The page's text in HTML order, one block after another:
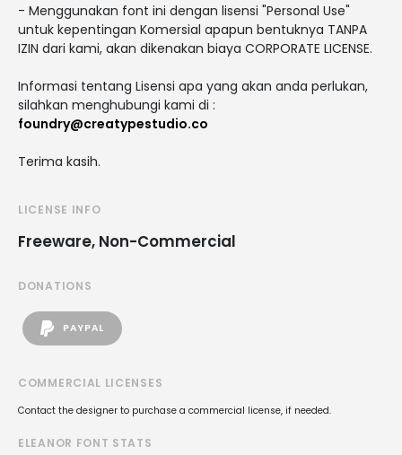
- Menggunakan font ini dengan lisensi "Personal Use"
untuk kepentingan Komersial apapun bentuknya TANPA
IZIN dari kami, akan dikenakan biaya CORPORATE LICENSE.
Informasi tentang Lisensi apa yang akan anda perlukan,
silahkan menghubungi kami di :
foundry@creatypestudio.co
Terima kasih.
LICENSE INFO
Freeware, Non-Commercial
DONATIONS
PAYPAL
COMMERCIAL LICENSES
Contact the designer to purchase a commercial license, if needed.
ELEANOR FONT STATS